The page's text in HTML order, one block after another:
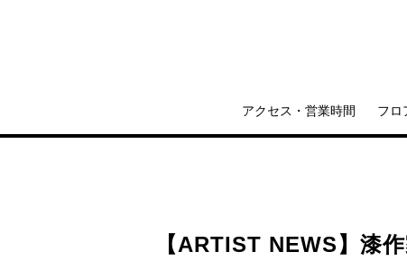
アクセス・営業時間 フロ
【ARTIST NEWS】漆